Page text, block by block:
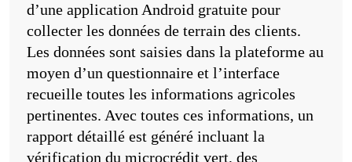
d’une application Android gratuite pour
collecter les données de terrain des clients.
Les données sont saisies dans la plateforme au
moyen d’un questionnaire et l’interface
recueille toutes les informations agricoles
pertinentes. Avec toutes ces informations, un
rapport détaillé est généré incluant la
vérification du microcrédit vert, des